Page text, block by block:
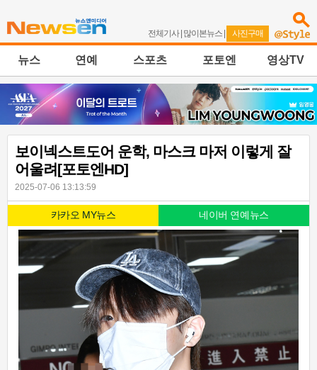
전체기사| 많이본뉴스 | 사진구매
뉴스 연예 스포츠 포토엔 영상TV
보이넥스트도어 운학, 마스크 마저 이렇게 잘
어울려[포토엔HD]
2025-07-06 13:13:59
카카오 MY뉴스 네이버 연예뉴스